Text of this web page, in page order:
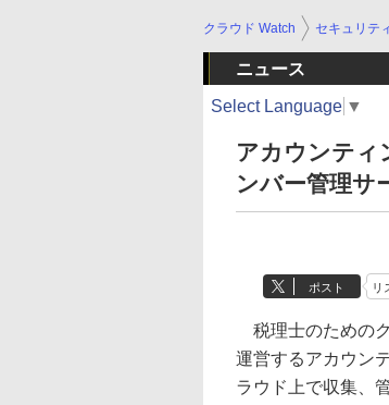
クラウド Watch セキュリテ
ニュース
Select Language ▼
アカウンティ
ンバー管理サ
ポスト リ
税理士のための
運営するアカウン
ラウド上で収集、